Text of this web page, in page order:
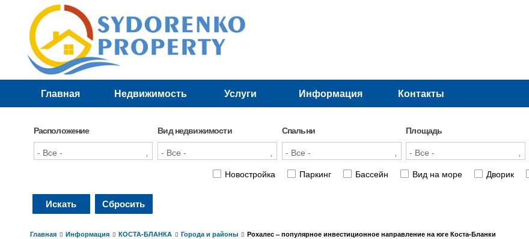
Главная Недвижимость Услуги Информация Контакты
Расположение Вид недвижимости Спальни Площадь
Новостройка Паркинг Бассейн Вид на море Дворик
Искать Сбросить
Главная Информация КОСТА-БЛАНКА Города и районы Рохалес – популярное инвестиционное направление на юге Коста-Бланки